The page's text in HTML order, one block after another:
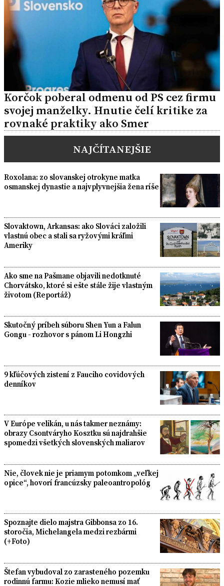
Korčok poberal odmenu od PS cez firmu
svojej manželky. Hnutie čelí kritike za
rovnaké praktiky ako Smer
NAJČÍTANEJŠIE
Roxolana: zo slovanskej otrokyne matka
osmanskej dynastie a najvplyvnejšia žena ríše
Slovaktown, Arkansas: ako Slováci založili
vlastnú obec a stali sa ryžovými kráľmi
Ameriky
Ako sme na Pašmane objavili nedotknuté
Chorvátsko, ktoré si ešte stále žije vlastným
životom (Reportáž)
Skutočný príbeh súboru Shen Yun a Falun
Gongu - rozhovor s pánom Li Hongzhi
9 kľúčových zistení z Fauciho covidových
denníkov
V Európe velikán, u nás takmer neznámy:
obrazy Csontváryho Kosztku sú najdrahšie
spomedzi všetkých slovenských maliarov
Nie, človek nie je priamym potomkom „veľkej
opice“, hovorí francúzsky paleoantropológ
Spoznajte dielo majstra Gibbonsa zo 16.
storočia, Michelangela medzi rezbármi
(+Foto)
Štefan vybudoval zo zarasteného pozemku
rodinnú farmu: Kozie mlieko nemusí mať